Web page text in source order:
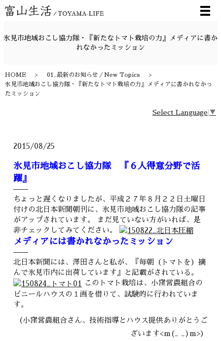
メ
氷見市地域おこし協力隊・『新たなトマト栽培の力』メディアに書か
れなかったミッション
HOME
01_最新のお知らせ／New Topics
氷見市地域おこし協力隊・『新たなトマト栽培の力』メディアに書かれなかっ
たミッション
Select Language ▼
2015/08/25
氷見市地域おこし協力隊 『６人得意分野で活
躍』
ちょっと遅くなりましたが、平成２７年８月２２日土曜日
付けの北日本新聞朝刊に、氷見市地域おこし協力隊の記事
がアップされています。 まだ見ていない方がいれば、是
非チェックしてみてください。
メディアには書かれなかったミッション
北日本新聞には、澤田さんと私が、『毎朝（トマトを）摘
んで氷見市内に出荷しています』と記載がされている。
このトマト栽培は、小窪営農組合の
ビニールハウスの１画を借りて、試験的に行われていま
す。
（小窪営農組合さん、技術指導とハウス提供ありがとうご
ざいます<m(_ _)m>）